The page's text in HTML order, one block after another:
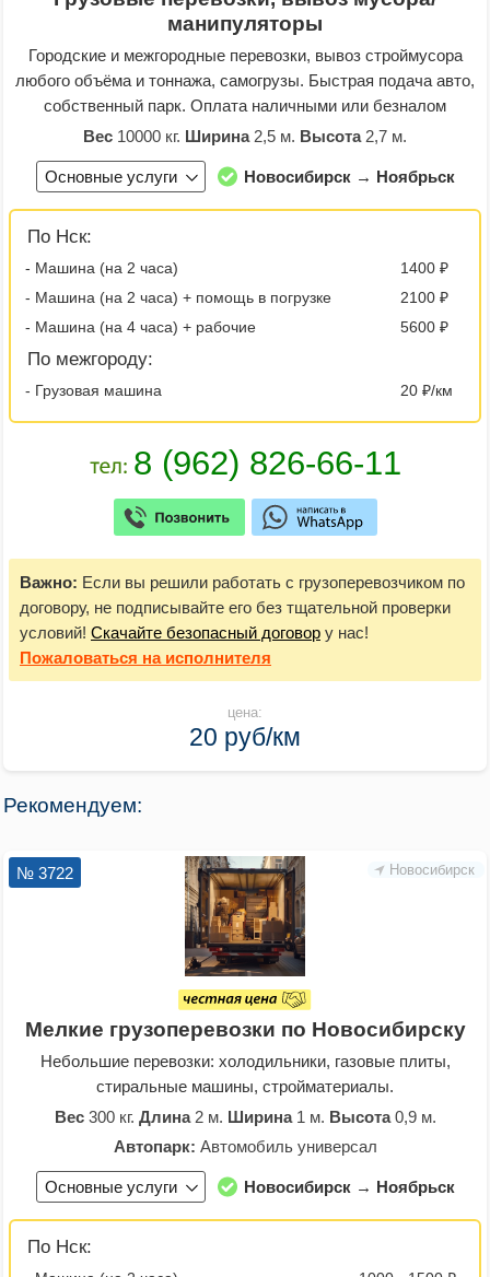
манипуляторы
Городские и межгородные перевозки, вывоз строймусора
любого объёма и тоннажа, самогрузы. Быстрая подача авто,
собственный парк. Оплата наличными или безналом
Вес 10000 кг. Ширина2,5 м. Высота2,7 м.
Основные услуги Новосибирск → Ноябрьск
По Нск:
- Машина (на 2 часа)
1400 ₽
- Машина (на 2 часа) + помощь в погрузке
2100 ₽
- Машина (на 4 часа) + рабочие
5600 ₽
По межгороду:
- Грузовая машина 20 ₽/км
Важно: Если вы решили работать с грузоперевозчиком по
договору, не подписывайте его без тщательной проверки
условий! Скачайте безопасный договор у нас!
Пожаловаться на исполнителя
цена:
20 руб/км
Рекомендуем:
Новосибирск
№ 3722
Мелкие грузоперевозки по Новосибирску
Небольшие перевозки: холодильники, газовые плиты,
стиральные машины, стройматериалы.
Вес300 кг. Длина2 м. Ширина1 м. Высота0,9 м.
Автопарк: Автомобиль универсал
Основные услуги Новосибирск → Ноябрьск
По Нск: